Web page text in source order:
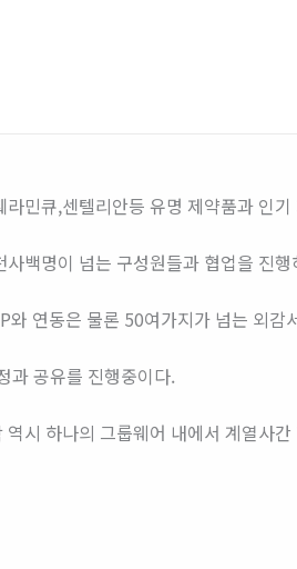
라민큐,센텔리안등 유명 제약품과 인
사백명이 넘는 구성원들과 협업을 진
와 연동은 물론 50여가지가 넘는 외감
과 공유를 진행중이다.
역시 하나의 그룹웨어 내에서 계열사